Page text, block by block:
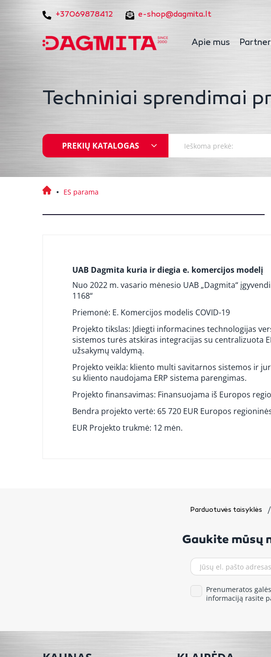
+37069878412 e-shop@dagmita.lt
Apie mus
Techniniai sprendimai
PREKIŲ KATALOGAS
ES parama
UAB Dagmita kuria ir diegia e. komercijos modelį
Nuo 2022 m. vasario mėnesio UAB „Dagmita“
1168“
Priemonė: E. Komercijos modelis COVID-19
Projekto tikslas: Įdiegti informacines technologijas
sistemos turės atskiras integracijas su centralizuota
užsakymų valdymą.
Projekto veikla: kliento multi savitarnos sistemos ir
su kliento naudojama ERP sistema parengimas.
Projekto finansavimas: Finansuojama iš Europos
Bendra projekto vertė: 65 720 EUR Europos
EUR Projekto trukmė: 12 mėn.
Parduotuvės taisyklės
Gaukite mūsų
Prenumeratos
informaciją rasite